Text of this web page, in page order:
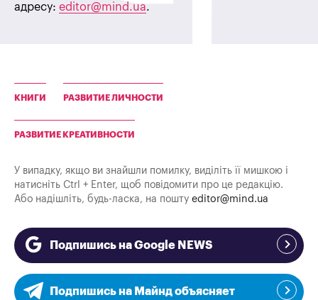
адресу: editor@mind.ua.
КНИГИ РАЗВИТИЕ ЛИЧНОСТИ
РАЗВИТИЕ КРЕАТИВНОСТИ
У випадку, якщо ви знайшли помилку, виділіть її мишкою і
натисніть Ctrl + Enter, щоб повідомити про це редакцію.
Або надішліть, будь-ласка, на пошту editor@mind.ua
Подпишись на Google NEWS
Подпишись на Майнд объясняет